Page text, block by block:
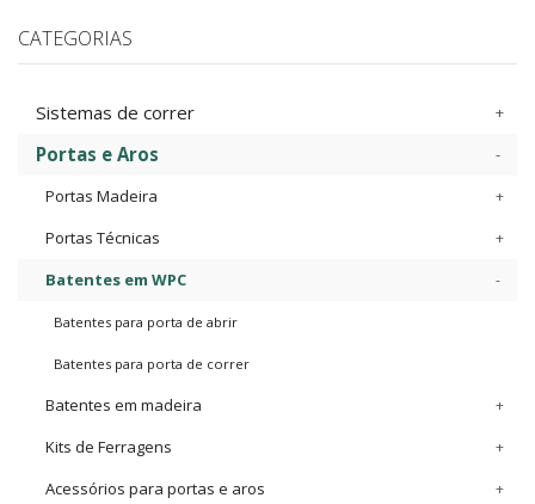
CATEGORIAS
Sistemas de correr
Portas e Aros
Portas Madeira
Portas Técnicas
Batentes em WPC
Batentes para porta de abrir
Batentes para porta de correr
Batentes em madeira
Kits de Ferragens
Acessórios para portas e aros